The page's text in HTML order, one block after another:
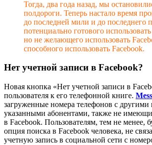
Тогда, два года назад, мы
полдороги. Теперь настало время
до последней мили и до последнего
потенциально готового использовать
но не желающего использовать
способного использовать Facebook.
Нет учетной записи в Facebook?
Новая кнопка «Нет учетной записи в
пользователя к его телефонной книге.
загруженные номера телефонов с другими
указанными абонентами, также не
в Facebook. Пользователям, тем не менее,
опция поиска в Facebook человека, не
учетную запись в социальной сети с